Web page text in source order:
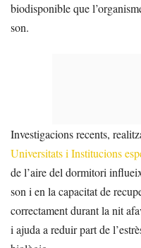
biodisponible que
son.
Investigacions recents,
Universitats i Institucions
de l’aire del dormitori
son i en la capacitat de
correctament durant la nit
i ajuda a reduir part de